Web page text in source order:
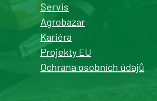
Servis
Agrobazar
Kariéra
Projekty EU
Ochrana osobních údajů